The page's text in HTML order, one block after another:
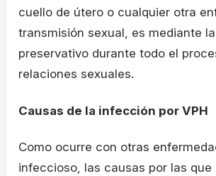
cuello de útero o cualquier otra
transmisión sexual, es mediante
preservativo durante todo el
relaciones sexuales.
Causas de la infección por VPH
Como ocurre con otras
infeccioso, las causas por las que